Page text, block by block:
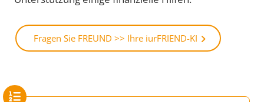
Fragen Sie FREUND >> Ihre iurFRIEND-KI